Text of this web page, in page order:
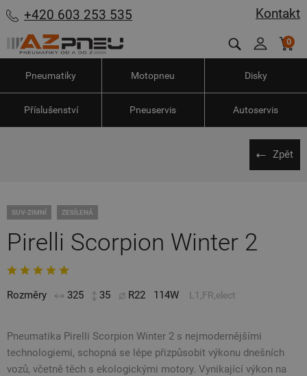
Kontakt
+420 603 253 535
0
Pneumatiky Motopneu Disky
Příslušenství Pneuservis Autoservis
Zpět
SUV-ZIMNÍ ZESÍLENÁ
Pirelli Scorpion Winter 2
Rozměry 325 35 R22 114W L1,FR,elect
Pneumatika Pirelli Scorpion Winter 2 s nejmodernějšími
technologiemi, schopná se lépe přizpůsobit výkonu dnešních
vozů, včetně těch s ekologickými motory. Vynikající výkon na